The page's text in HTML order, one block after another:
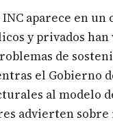
aparece en un
y privados han
de
el Gobierno
al modelo
advierten sobre